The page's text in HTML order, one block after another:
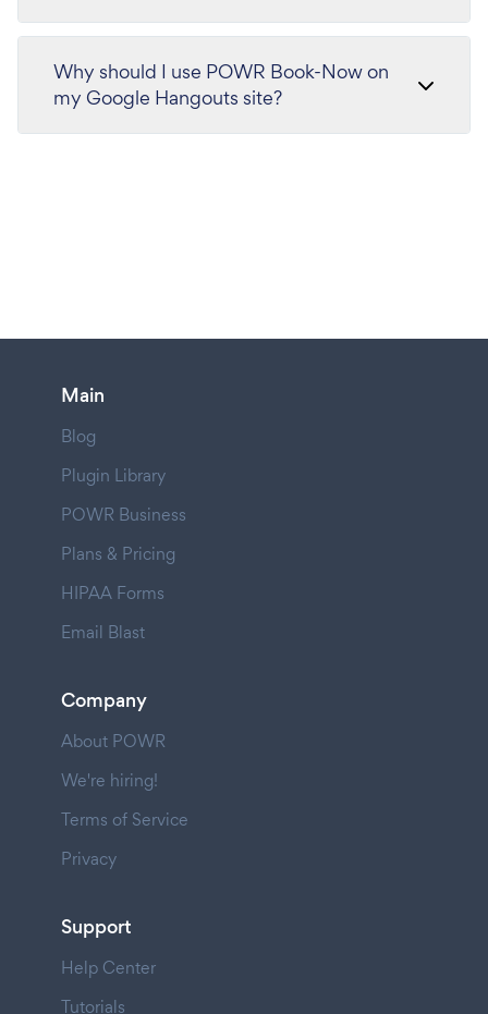
Why should I use POWR Book-Now on
my Google Hangouts site?
Main
Blog
Plugin Library
POWR Business
Plans & Pricing
HIPAA Forms
Email Blast
Company
About POWR
We're hiring!
Terms of Service
Privacy
Support
Help Center
Tutorials